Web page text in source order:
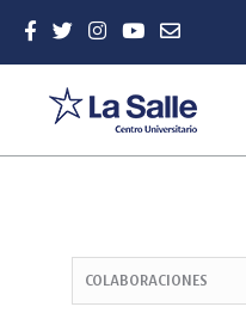
COLABORACIONES